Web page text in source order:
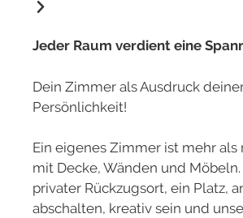
Jeder Raum verdient eine
Dein Zimmer als Ausdruck
Persönlichkeit!
Ein eigenes Zimmer ist mehr als
mit Decke, Wänden und Möbeln.
privater Rückzugsort, ein Platz,
abschalten, kreativ sein und